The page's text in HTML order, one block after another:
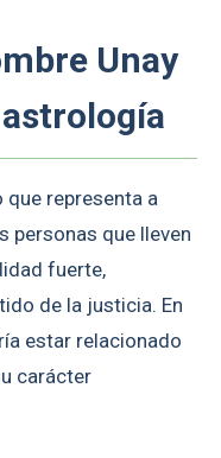
Unay
que representa a
personas que lleven
fuerte,
de la justicia. En
estar relacionado
carácter